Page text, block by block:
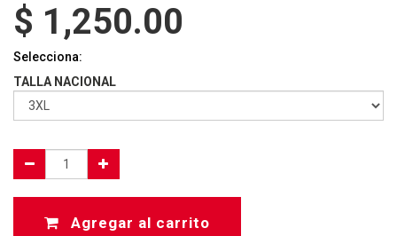
$ 1,250.00
Selecciona:
TALLA NACIONAL
Agregar al carrito